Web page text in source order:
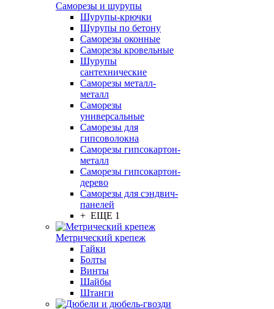
Саморезы и шурупы
Шурупы-крючки
Шурупы по бетону
Саморезы оконные
Саморезы кровельные
Шурупы
сантехнические
Саморезы металл-
металл
Саморезы
универсальные
Саморезы для
гипсоволокна
Саморезы гипсокартон-
металл
Саморезы гипсокартон-
дерево
Саморезы для сэндвич-
панелей
+ ЕЩЕ 1
Метрический крепеж
Гайки
Болты
Винты
Шайбы
Штанги